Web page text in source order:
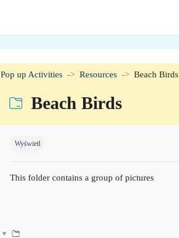
Pop up Activities Resources Beach Birds
Beach Birds
Wyświetl
This folder contains a group of pictures